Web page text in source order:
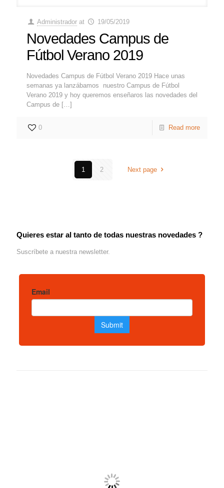
Administrador at 19/05/2019
Novedades Campus de
Fútbol Verano 2019
Novedades Campus de Fútbol Verano 2019 Hace unas
semanas ya lanzábamos nuestro Campus de Fútbol
Verano 2019 y hoy queremos enseñaros las novedades del
Campus de […]
0 Read more
1 2 Next page
Quieres estar al tanto de todas nuestras novedades ?
Suscríbete a nuestra newsletter.